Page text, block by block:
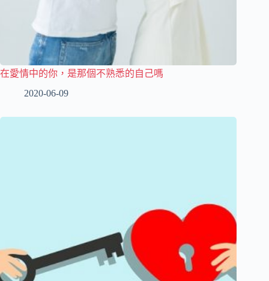
在愛情中的你，是那個不熟悉的自己嗎
2020-06-09